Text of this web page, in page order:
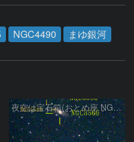
NGC4490
まゆ銀河
夜空は宝石箱(おとめ座 NGC5566) Seestar50